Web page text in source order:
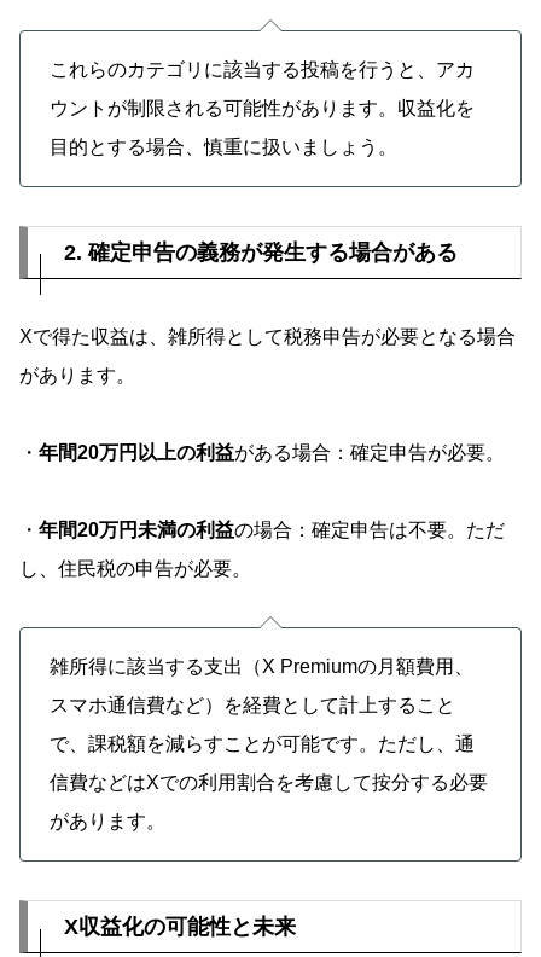
これらのカテゴリに該当する投稿を行うと、アカ
ウントが制限される可能性があります。収益化を
目的とする場合、慎重に扱いましょう。
2. 確定申告の義務が発生する場合がある
Xで得た収益は、雑所得として税務申告が必要となる場合
があります。
・ 年間20万円以上の利益がある場合：確定申告が必要。
・ 年間20万円未満の利益の場合：確定申告は不要。ただ
し、住民税の申告が必要。
雑所得に該当する支出（X Premiumの月額費用、
スマホ通信費など）を経費として計上すること
で、課税額を減らすことが可能です。ただし、通
信費などはXでの利用割合を考慮して按分する必要
があります。
X収益化の可能性と未来